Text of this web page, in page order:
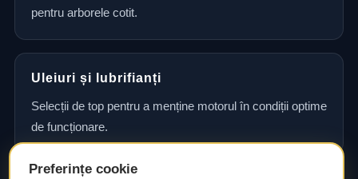
pentru arborele cotit.
Uleiuri și lubrifianți
Selecții de top pentru a menține motorul în condiții optime
de funcționare.
Preferințe cookie